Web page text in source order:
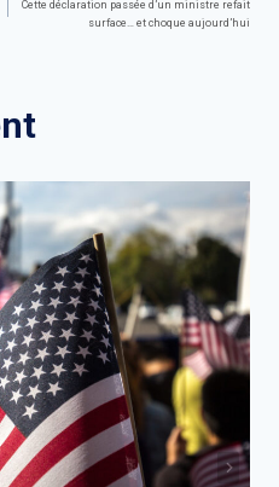
Cette déclaration passée d’un ministre refait
surface… et choque aujourd’hui